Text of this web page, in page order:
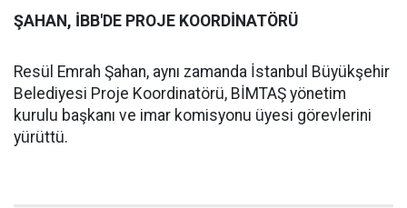
ŞAHAN, İBB'DE PROJE KOORDİNATÖRÜ
Resül Emrah Şahan, aynı zamanda İstanbul Büyükşehir
Belediyesi Proje Koordinatörü, BİMTAŞ yönetim
kurulu başkanı ve imar komisyonu üyesi görevlerini
yürüttü.